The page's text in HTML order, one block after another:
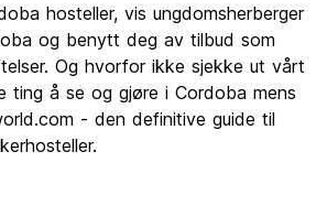
7.2
8.6
hosteller, vis ungdomsherberger
og benytt deg av tilbud som
Og hvorfor ikke sjekke ut vårt
ting å se og gjøre i Cordoba mens
- den definitive guide til